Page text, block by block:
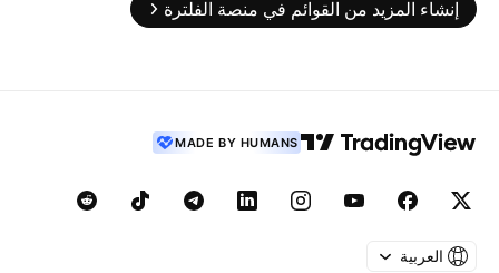
إنشاء المزيد من القوائم في منصة الفلترة
MADE BY HUMANS
العربية